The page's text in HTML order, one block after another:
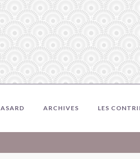
ARCHIVES LES